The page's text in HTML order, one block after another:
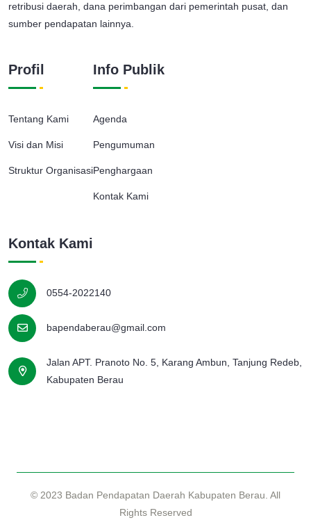
retribusi daerah, dana perimbangan dari pemerintah pusat, dan
sumber pendapatan lainnya.
Profil
Tentang Kami
Visi dan Misi
Struktur Organisasi
Info Publik
Agenda
Pengumuman
Penghargaan
Kontak Kami
Kontak Kami
0554-2022140
bapendaberau@gmail.com
Jalan APT. Pranoto No. 5, Karang Ambun, Tanjung Redeb,
Kabupaten Berau
© 2023 Badan Pendapatan Daerah Kabupaten Berau . All
Rights Reserved